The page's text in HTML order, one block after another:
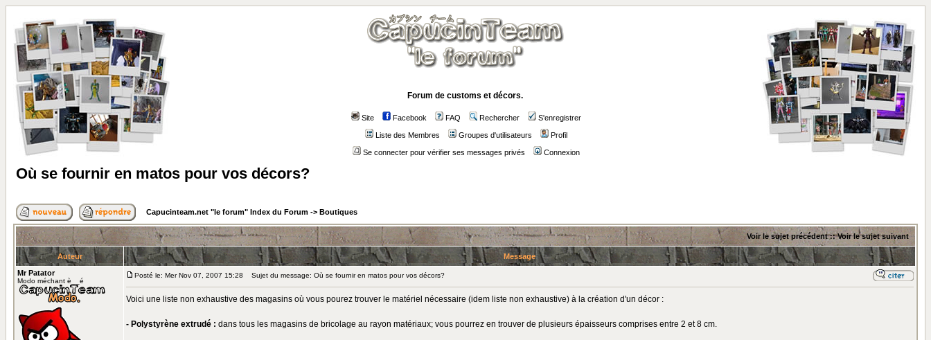
Forum de customs et décors.
Site Facebook FAQ Rechercher S'enregistrer
Liste des Membres Groupes d'utilisateurs Profil
Se connecter pour vérifier ses messages privés Connexion
Où se fournir en matos pour vos décors?
Capucinteam.net "le forum" Index du Forum -> Boutiques
Voir le sujet précédent::Voir le sujet suivant
Auteur
Message
Mr Patator
Modo méchant è__é
Posté le: Mer Nov 07, 2007 15:28 Sujet du message: Où se fournir en matos pour vos décors?
Voici une liste non exhaustive des magasins où vous pourez trouver le matériel nécessaire (idem liste non exhaustive) à la création d'un décor :
- Polystyrène extrudé : dans tous les magasins de bricolage au rayon matériaux; vous pourrez en trouver de plusieurs épaisseurs comprises entre 2 et 8 cm.